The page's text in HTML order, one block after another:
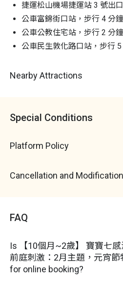
捷運松山機場捷運站 3 號出口
公車富錦街口站，步行 4 分鐘
公車公教住宅站，步行 2 分鐘
公車民生敦化路口站，步行 5
Nearby Attractions
Special Conditions
Platform Policy
Cancellation and
FAQ
Is 【10個月~2歲】 寶寶七
前庭刺激：2月主題，元宵節
for online booking?